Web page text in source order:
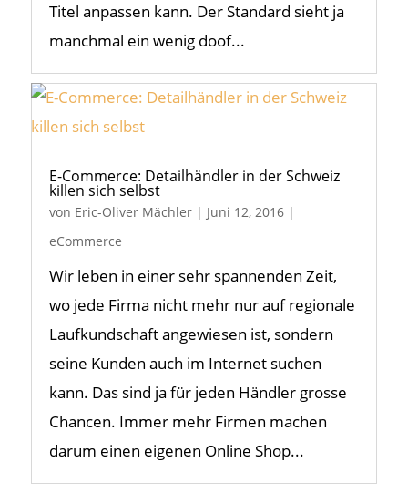
Titel anpassen kann. Der Standard sieht ja
manchmal ein wenig doof...
E-Commerce: Detailhändler in der Schweiz
killen sich selbst
von Eric-Oliver Mächler| Juni 12, 2016|
eCommerce
Wir leben in einer sehr spannenden Zeit,
wo jede Firma nicht mehr nur auf regionale
Laufkundschaft angewiesen ist, sondern
seine Kunden auch im Internet suchen
kann. Das sind ja für jeden Händler grosse
Chancen. Immer mehr Firmen machen
darum einen eigenen Online Shop...